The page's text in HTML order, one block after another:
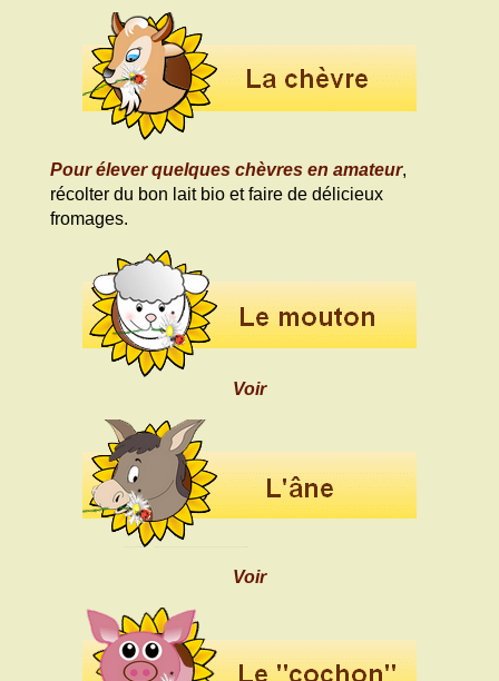
Pour élever quelques chèvres en amateur,
récolter du bon lait bio et faire de délicieux
fromages.
Voir
Voir